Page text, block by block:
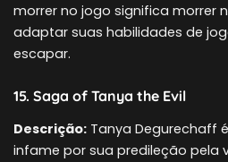
morrer no jogo significa morrer
adaptar suas habilidades de
escapar.
15. Saga of Tanya the Evil
Descrição: Tanya Degurechaff
infame por sua predileção pela